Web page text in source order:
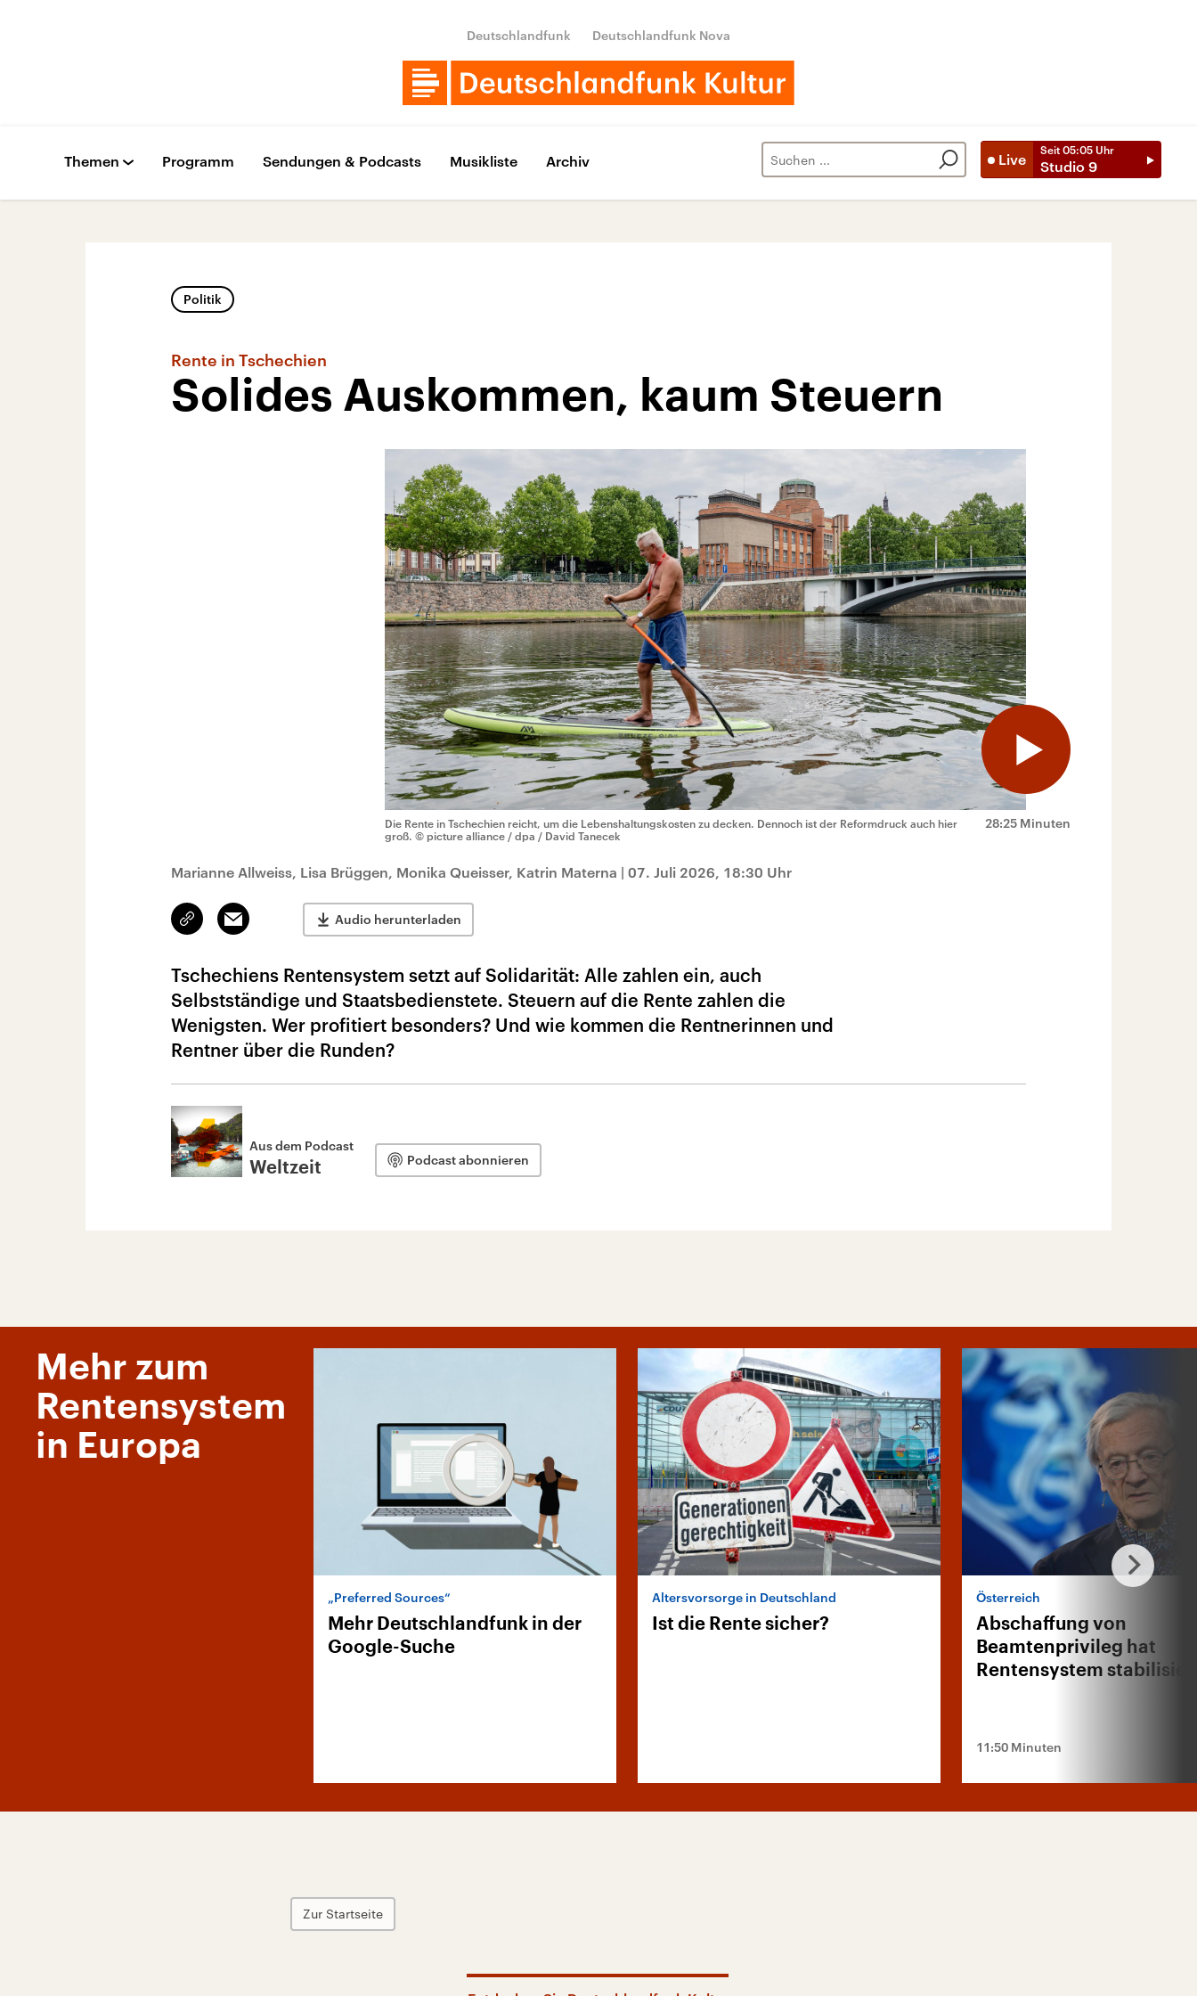
Deutschlandfunk Deutschlandfunk Nova
Live
Seit 05:05 Uhr
Studio 9
Themen Programm Sendungen & Podcasts Musikliste Archiv
Politik
Rente in Tschechien
Solides Auskommen, kaum Steuern
28:25 Minuten
Die Rente in Tschechien reicht, um die Lebenshaltungskosten zu decken. Dennoch ist der Reformdruck auch hier
groß. © picture alliance / dpa / David Tanecek
Marianne Allweiss, Lisa Brüggen, Monika Queisser, Katrin Materna | 07. Juli 2026, 18:30 Uhr
Link
kopieren/teilen
Email Audio herunterladen
Tschechiens Rentensystem setzt auf Solidarität: Alle zahlen ein, auch
Selbstständige und Staatsbedienstete. Steuern auf die Rente zahlen die
Wenigsten. Wer profitiert besonders? Und wie kommen die Rentnerinnen und
Rentner über die Runden?
Aus dem Podcast
Weltzeit Podcast abonnieren
Mehr zum
Rentensystem
in Europa
„Preferred Sources“
Mehr Deutschlandfunk in der
Google-Suche
Altersvorsorge in Deutschland
Ist die Rente sicher?
Österreich
Abschaffung von
Beamtenprivileg hat
Rentensystem
11:50 Minuten
Zur Startseite